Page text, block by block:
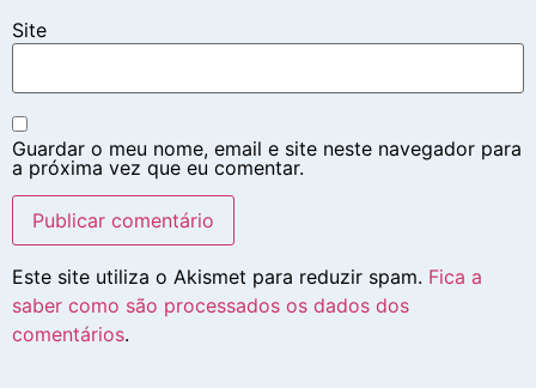
Site
Guardar o meu nome, email e site neste navegador para
a próxima vez que eu comentar.
Este site utiliza o Akismet para reduzir spam. Fica a
saber como são processados os dados dos
comentários.